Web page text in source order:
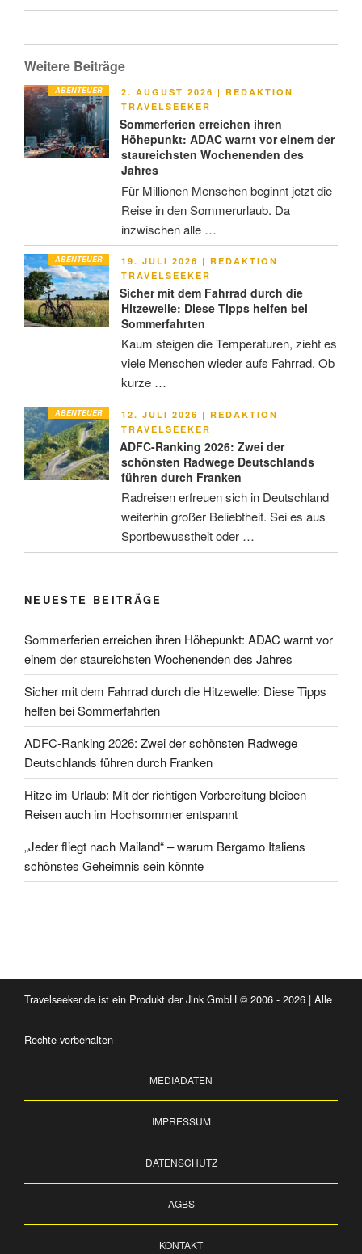
Weitere Beiträge
ABENTEUER
VERÖFFENTLICHT
AM
2. AUGUST 2026 | REDAKTION
TRAVELSEEKER
Sommerferien erreichen ihren
Höhepunkt: ADAC warnt vor einem der
staureichsten Wochenenden des
Jahres
Für Millionen Menschen beginnt jetzt die
Reise in den Sommerurlaub. Da
inzwischen alle …
ABENTEUER
VERÖFFENTLICHT
AM
19. JULI 2026 | REDAKTION
TRAVELSEEKER
Sicher mit dem Fahrrad durch die
Hitzewelle: Diese Tipps helfen bei
Sommerfahrten
Kaum steigen die Temperaturen, zieht es
viele Menschen wieder aufs Fahrrad. Ob
kurze …
ABENTEUER
VERÖFFENTLICHT
AM
12. JULI 2026 | REDAKTION
TRAVELSEEKER
ADFC-Ranking 2026: Zwei der
schönsten Radwege Deutschlands
führen durch Franken
Radreisen erfreuen sich in Deutschland
weiterhin großer Beliebtheit. Sei es aus
Sportbewusstheit oder …
NEUESTE BEITRÄGE
Sommerferien erreichen ihren Höhepunkt: ADAC warnt vor
einem der staureichsten Wochenenden des Jahres
Sicher mit dem Fahrrad durch die Hitzewelle: Diese Tipps
helfen bei Sommerfahrten
ADFC-Ranking 2026: Zwei der schönsten Radwege
Deutschlands führen durch Franken
Hitze im Urlaub: Mit der richtigen Vorbereitung bleiben
Reisen auch im Hochsommer entspannt
„Jeder fliegt nach Mailand“ – warum Bergamo Italiens
schönstes Geheimnis sein könnte
Travelseeker.de ist ein Produkt der Jink GmbH © 2006 - 2026 | Alle
Rechte vorbehalten
MEDIADATEN
IMPRESSUM
DATENSCHUTZ
AGBS
KONTAKT